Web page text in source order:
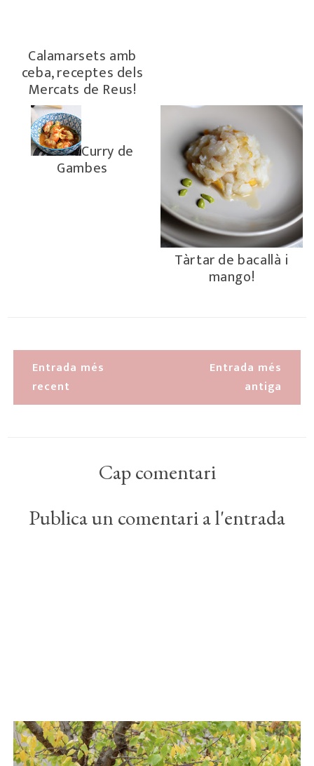
Calamarsets amb
ceba, receptes dels
Mercats de Reus!
Curry de
Gambes
Tàrtar de bacallà i
mango!
Entrada més
recent
Entrada més
antiga
Cap comentari
Publica un comentari a l'entrada